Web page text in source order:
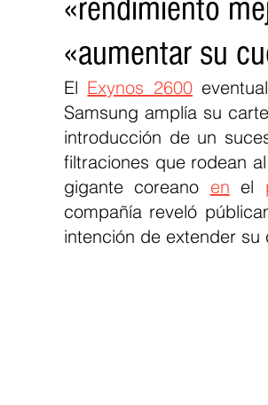
«rendimiento
«aumentar su
El Exynos 2600
Samsung amplía su
introducción de un
filtraciones que rodean
gigante coreano en el
compañía reveló
intención de extender